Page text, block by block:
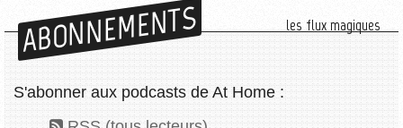
ABONNEMENTS les flux magiques
S'abonner aux podcasts de At Home :